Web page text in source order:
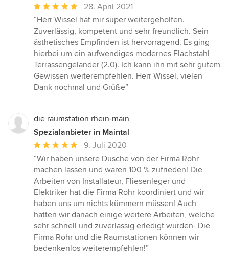
Durchschnittliche
Bewertung:
5
von
5
Sternen
28. April 2021
“Herr Wissel hat mir super weitergeholfen.
Zuverlässig, kompetent und sehr freundlich. Sein
ästhetisches Empfinden ist hervorragend. Es ging
hierbei um ein aufwendiges modernes Flachstahl
Terrassengeländer (2.0). Ich kann ihn mit sehr gutem
Gewissen weiterempfehlen. Herr Wissel, vielen
Dank nochmal und Grüße”
die raumstation rhein-main
Spezialanbieter in Maintal
Durchschnittliche
Bewertung:
5
von
5
Sternen
9. Juli 2020
“Wir haben unsere Dusche von der Firma Rohr
machen lassen und waren 100 % zufrieden! Die
Arbeiten von Installateur, Fliesenleger und
Elektriker hat die Firma Rohr koordiniert und wir
haben uns um nichts kümmern müssen! Auch
hatten wir danach einige weitere Arbeiten, welche
sehr schnell und zuverlässig erledigt wurden- Die
Firma Rohr und die Raumstationen können wir
bedenkenlos weiterempfehlen!”